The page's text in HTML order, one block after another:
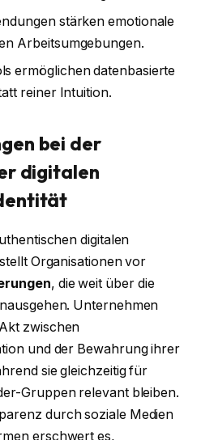
stärken emotionale
Arbeitsumgebungen.
ermöglichen datenbasierte
reiner Intuition.
bei der
digitalen
digitalen
Organisationen vor
, die weit über die
Unternehmen
zwischen
und der Bewahrung ihrer
sie gleichzeitig für
Gruppen relevant bleiben.
durch soziale Medien
erschwert es,